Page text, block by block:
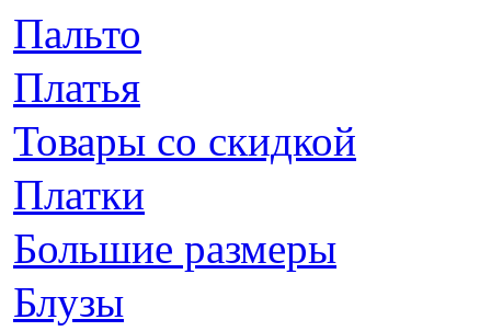
Пальто
Платья
Товары со скидкой
Платки
Большие размеры
Блузы